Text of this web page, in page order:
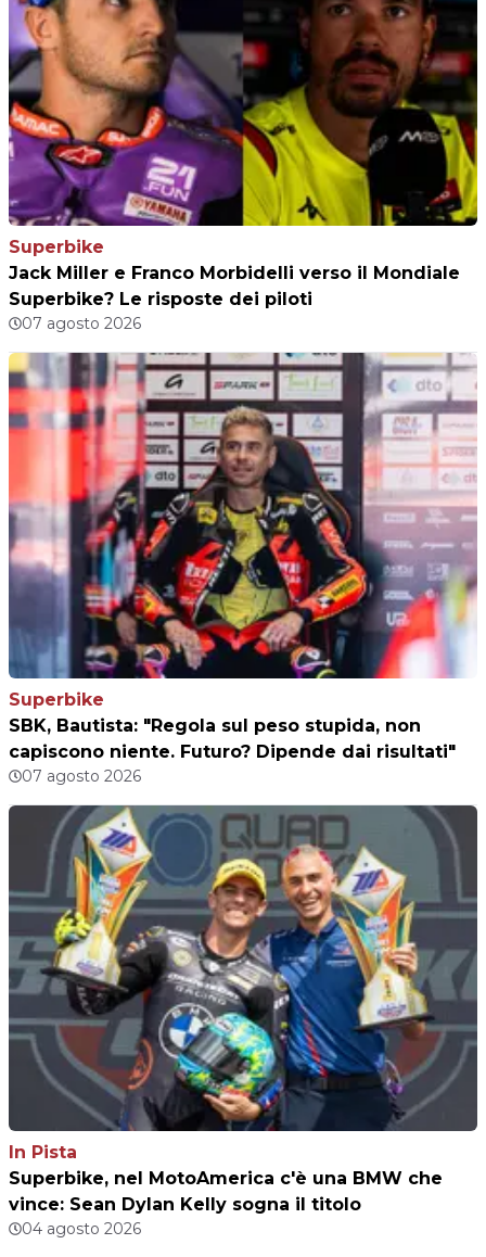
Superbike
Jack Miller e Franco Morbidelli verso il Mondiale
Superbike? Le risposte dei piloti
07 agosto 2026
Superbike
SBK, Bautista: "Regola sul peso stupida, non
capiscono niente. Futuro? Dipende dai risultati"
07 agosto 2026
In Pista
Superbike, nel MotoAmerica c'è una BMW che
vince: Sean Dylan Kelly sogna il titolo
04 agosto 2026